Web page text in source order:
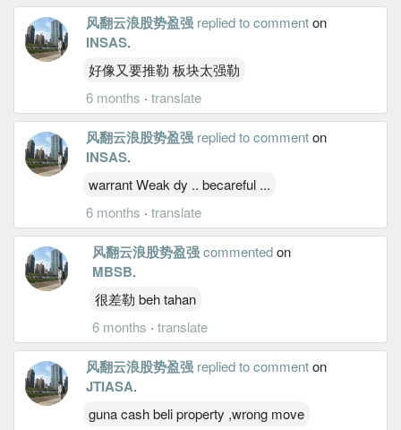
风翻云浪股势盈强 replied to commenton
INSAS.
好像又要推勒 板块太强勒
6 months ·translate
风翻云浪股势盈强 replied to commenton
INSAS.
warrant Weak dy .. becareful ...
6 months ·translate
风翻云浪股势盈强 commentedon
MBSB.
很差勒 beh tahan
6 months ·translate
风翻云浪股势盈强 replied to commenton
JTIASA.
guna cash beli property ,wrong move